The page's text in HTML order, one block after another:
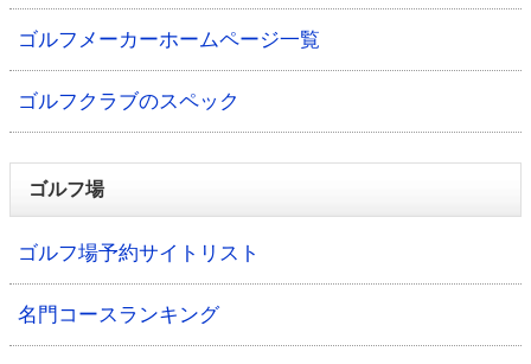
ゴルフメーカーホームページ一覧
ゴルフクラブのスペック
ゴルフ場
ゴルフ場予約サイトリスト
名門コースランキング